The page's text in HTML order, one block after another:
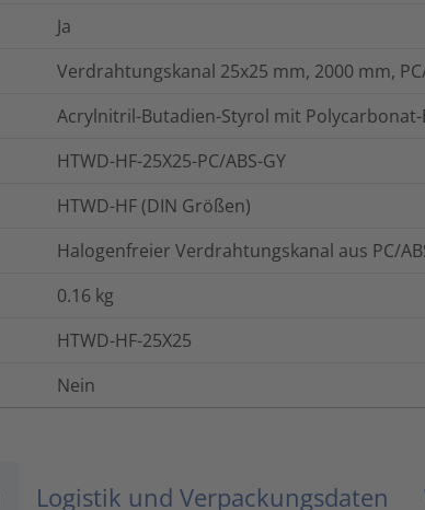
Ja
Verdrahtungskanal 25x25 mm, 2000 mm,
Acrylnitril-Butadien-Styrol mit Polycarbonat-
HTWD-HF-25X25-PC/ABS-GY
HTWD-HF (DIN Größen)
Halogenfreier Verdrahtungskanal aus PC/
0.16 kg
HTWD-HF-25X25
Nein
Logistik und Verpackungsdaten